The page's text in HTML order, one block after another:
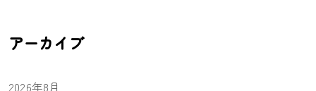
アーカイブ
2026年8月